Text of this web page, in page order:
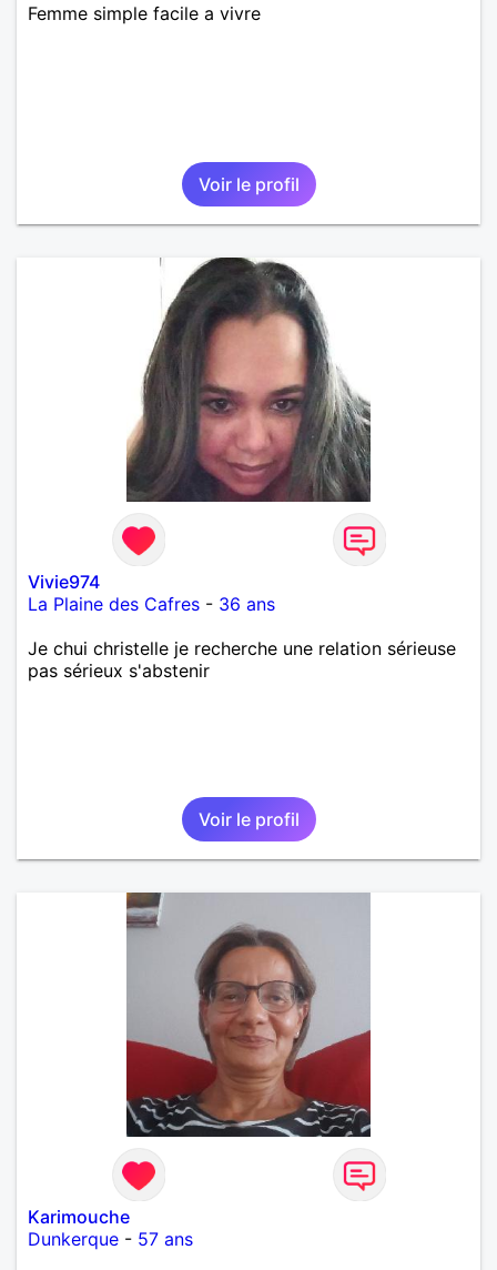
Femme simple facile a vivre
Voir le profil
Vivie974
La Plaine des Cafres - 36 ans
Je chui christelle je recherche une relation sérieuse
pas sérieux s'abstenir
Voir le profil
Karimouche
Dunkerque - 57 ans